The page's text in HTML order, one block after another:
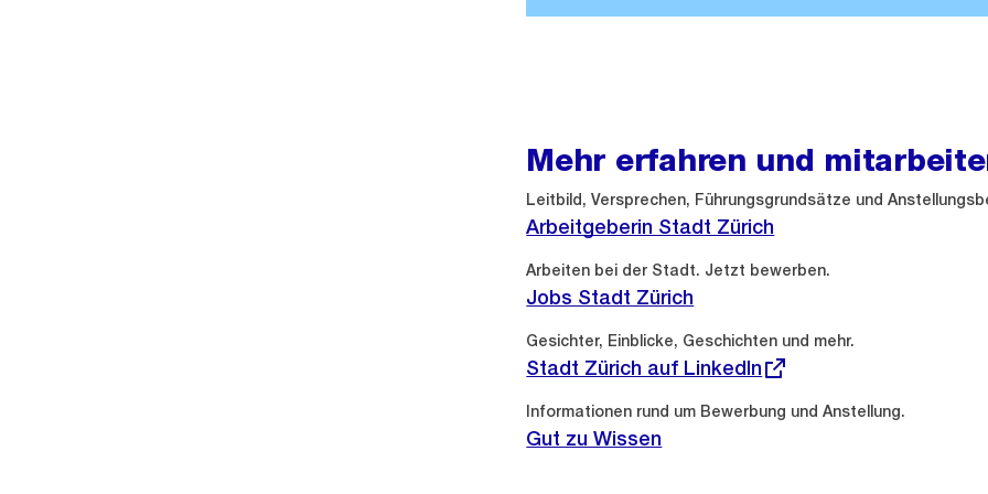
Mehr erfahren und
Leitbild, Versprechen, Führungsgrundsätze und
Arbeitgeberin Stadt Zürich
Arbeiten bei der Stadt. Jetzt bewerben.
Jobs Stadt Zürich
Gesichter, Einblicke, Geschichten und mehr.
Externer
Link:
Stadt Zürich auf LinkedIn
Informationen rund um Bewerbung und Anstellung.
Gut zu Wissen